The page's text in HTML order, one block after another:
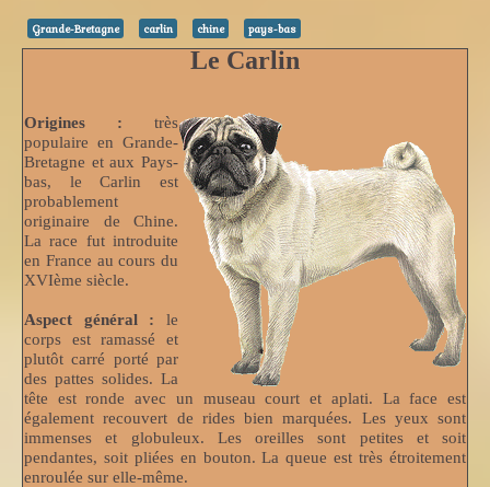
Grande-Bretagne carlin chine pays-bas
Le Carlin
Origines : très
populaire en Grande-
Bretagne et aux Pays-
bas, le Carlin est
probablement
originaire de Chine.
La race fut introduite
en France au cours du
XVIème siècle.
Aspect général : le
corps est ramassé et
plutôt carré porté par
des pattes solides. La
tête est ronde avec un museau court et aplati. La face est
également recouvert de rides bien marquées. Les yeux sont
immenses et globuleux. Les oreilles sont petites et soit
pendantes, soit pliées en bouton. La queue est très étroitement
enroulée sur elle-même.